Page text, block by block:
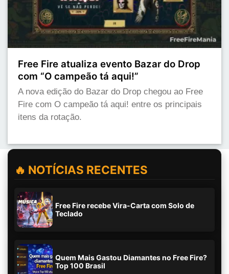
Free Fire atualiza evento Bazar do Drop
com “O campeão tá aqui!”
A nova edição do Bazar do Drop chegou ao Free
Fire com O campeão tá aqui! entre os principais
itens da rotação.
🔥 NOTÍCIAS RECENTES
Free Fire recebe Vira-Carta com Solo de
Teclado
Quem Mais Gastou Diamantes no Free Fire?
Top 100 Brasil